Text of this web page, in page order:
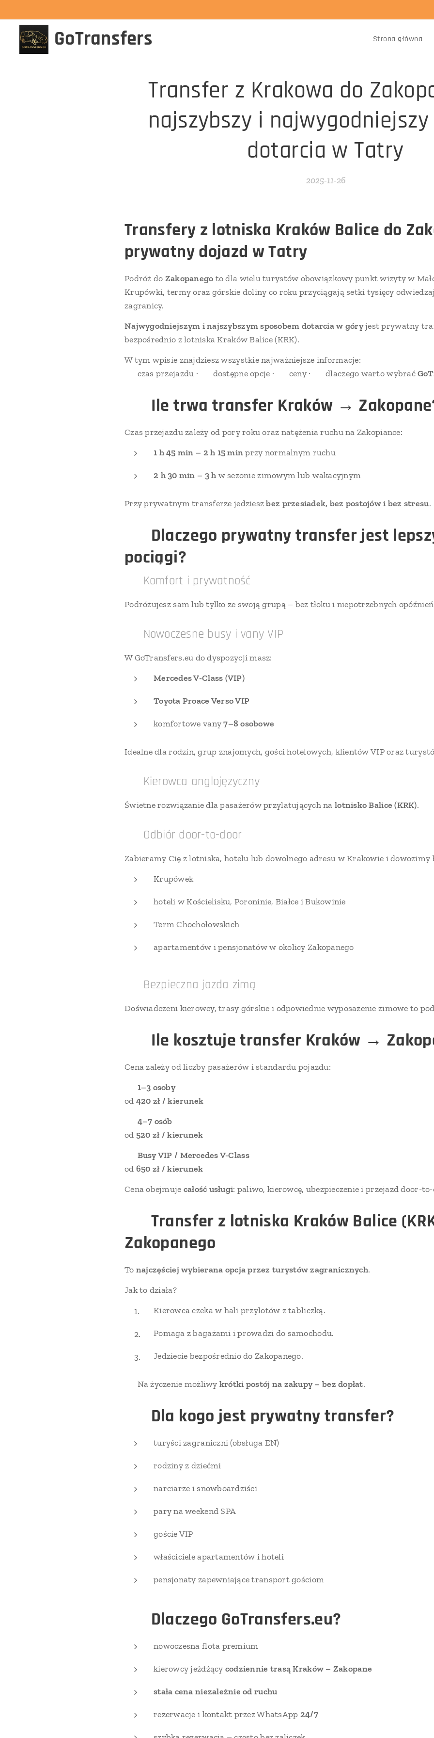
GoTransfers Strona główna
Transfer z Krakowa do
najszybszy i
dotarcia w Tatry
2025-11-26
Transfery z lotniska Kraków Balice do
prywatny dojazd w Tatry
Podróż do Zakopanego to dla wielu turystów obowiązkowy punkt wizyty w
Krupówki, termy oraz górskie doliny co roku przyciągają setki tysięcy
zagranicy.
Najwygodniejszym i najszybszym sposobem dotarcia w góryjest prywatny
bezpośrednio z lotniska Kraków Balice (KRK).
W tym wpisie znajdziesz wszystkie najważniejsze informacje:
⏱️ czas przejazdu · 🚐 dostępne opcje · 💰 ceny · ⭐ dlaczego warto wybrać
Ile trwa transfer Kraków →
Czas przejazdu zależy od pory roku oraz natężenia ruchu na Zakopiance:
1 h 45 min – 2 h 15 minprzy normalnym ruchu
2 h 30 min – 3 h w sezonie zimowym lub wakacyjnym
Przy prywatnym transferze jedzieszbez przesiadek, bez postojów i bez stresu.
Dlaczego prywatny transfer jest
pociągi?
✔ Komfort i prywatność
Podróżujesz sam lub tylko ze swoją grupą – bez tłoku i niepotrzebnych
✔ Nowoczesne busy i vany VIP
W GoTransfers.eu do dyspozycji masz:
Mercedes V-Class (VIP)
Toyota Proace Verso VIP
komfortowe vany7–8 osobowe
Idealne dla rodzin, grup znajomych, gości hotelowych, klientów VIP oraz
✔ Kierowca anglojęzyczny
Świetne rozwiązanie dla pasażerów przylatujących nalotnisko Balice (KRK).
✔ Odbiór door-to-door
Zabieramy Cię z lotniska, hotelu lub dowolnego adresu w Krakowie i dowozimy
Krupówek
hoteli w Kościelisku, Poroninie, Białce i Bukowinie
Term Chochołowskich
apartamentów i pensjonatów w okolicy Zakopanego
✔ Bezpieczna jazda zimą
Doświadczeni kierowcy, trasy górskie i odpowiednie wyposażenie zimowe to
Ile kosztuje transfer Kraków →
Cena zależy od liczby pasażerów i standardu pojazdu:
➡ 1–3 osoby
od 420 zł / kierunek
➡ 4–7 osób
od 520 zł / kierunek
➡ Busy VIP / Mercedes V-Class
od 650 zł / kierunek
Cena obejmuje całość usługi: paliwo, kierowcę, ubezpieczenie i przejazd door-
Transfer z lotniska Kraków Balice
Zakopanego
To najczęściej wybierana opcja przez turystów zagranicznych.
Jak to działa?
Kierowca czeka w hali przylotów z tabliczką.
Pomaga z bagażami i prowadzi do samochodu.
Jedziecie bezpośrednio do Zakopanego.
👉 Na życzenie możliwy krótki postój na zakupy – bez dopłat.
Dla kogo jest prywatny transfer?
turyści zagraniczni (obsługa EN)
rodziny z dziećmi
narciarze i snowboardziści
pary na weekend SPA
goście VIP
właściciele apartamentów i hoteli
pensjonaty zapewniające transport gościom
Dlaczego GoTransfers.eu?
nowoczesna flota premium
kierowcy jeżdżący codziennie trasą Kraków – Zakopane
stała cena niezależnie od ruchu
rezerwacje i kontakt przez WhatsApp 24/7